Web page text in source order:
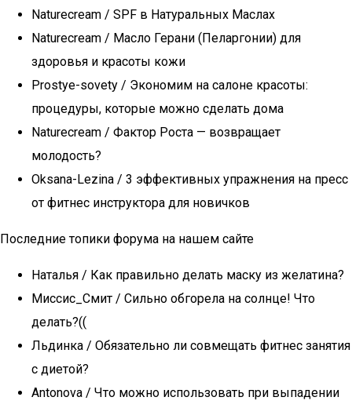
Naturecream / SPF в Натуральных Маслах
Naturecream / Масло Герани (Пеларгонии) для
здоровья и красоты кожи
Prostye-sovety / Экономим на салоне красоты:
процедуры, которые можно сделать дома
Naturecream / Фактор Роста — возвращает
молодость?
Oksana-Lezina / 3 эффективных упражнения на пресс
от фитнес инструктора для новичков
Последние топики форума на нашем сайте
Наталья / Как правильно делать маску из желатина?
Миссис_Смит / Сильно обгорела на солнце! Что
делать?((
Льдинка / Обязательно ли совмещать фитнес занятия
с диетой?
Antonova / Что можно использовать при выпадении